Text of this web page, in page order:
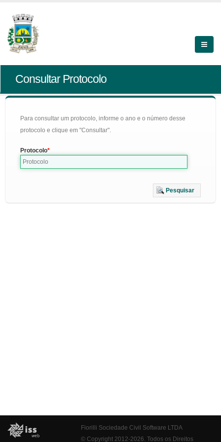
Consultar Protocolo
Para consultar um protocolo, informe o ano e o número desse
protocolo e clique em "Consultar".
Protocolo
Pesquisar
Fiorilli Sociedade Civil Software LTDA
© Copyright 2012-2026. Todos os Direitos